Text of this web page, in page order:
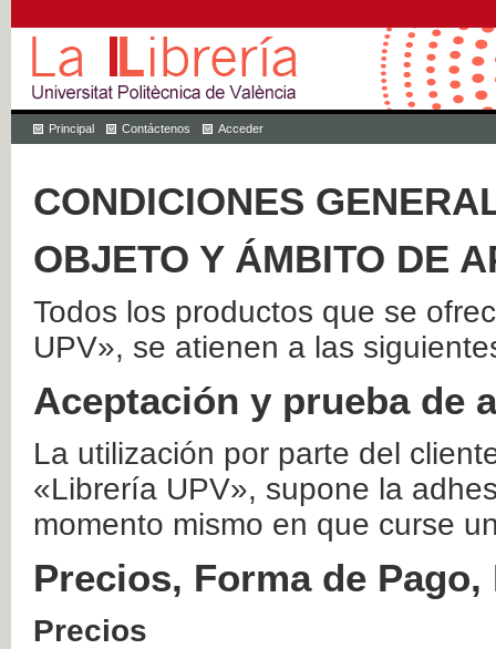
Principal Contáctenos Acceder
CONDICIONES
OBJETO Y ÁMBITO DE
Todos los productos que se
UPV», se atienen a las
Aceptación y prueba de
La utilización por parte del
«Librería UPV», supone la
momento mismo en que curse
Precios, Forma de
Precios